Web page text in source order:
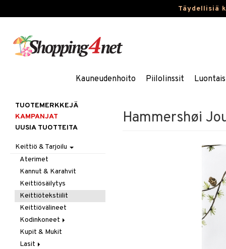
Täydellisiä
Kauneudenhoito Piilolinssit
Hammershøi
TUOTEMERKKEJÄ
KAMPANJAT
UUSIA TUOTTEITA
Keittiö & Tarjoilu
Aterimet
Kannut & Karahvit
Keittiösäilytys
Keittiötekstiilit
Keittiövälineet
Kodinkoneet
Kahvi, Tee & Espresso
Leivänpaahtimet
Kupit & Mukit
Lasit